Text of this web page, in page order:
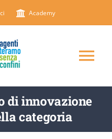
Academy
di innovazione
categoria